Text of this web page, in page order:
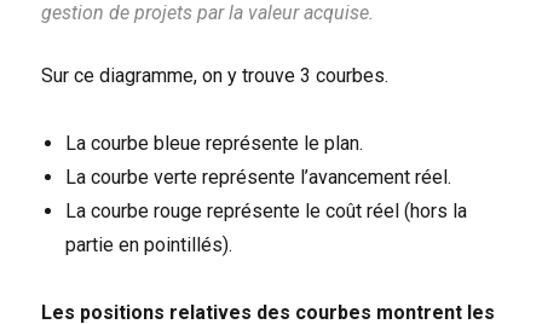
gestion de projets par la valeur acquise.
Sur ce diagramme, on y trouve 3 courbes.
La courbe bleue représente le plan.
La courbe verte représente l’avancement réel.
La courbe rouge représente le coût réel (hors la
partie en pointillés).
Les positions relatives des courbes montrent les